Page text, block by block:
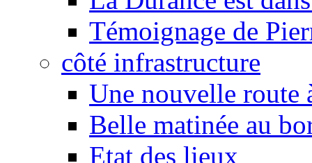
Témoignage de
côté infrastructure
Une nouvelle route
Belle matinée au
Etat des lieux